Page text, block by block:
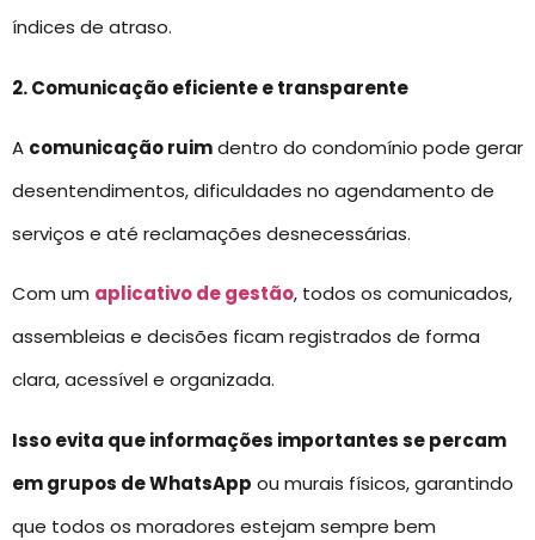
índices de atraso.
2. Comunicação eficiente e transparente
A comunicação ruimdentro do condomínio pode gerar
desentendimentos, dificuldades no agendamento de
serviços e até reclamações desnecessárias.
Com um aplicativo de gestão, todos os comunicados,
assembleias e decisões ficam registrados de forma
clara, acessível e organizada.
Isso evita que informações importantes se percam
em grupos de WhatsApp ou murais físicos, garantindo
que todos os moradores estejam sempre bem